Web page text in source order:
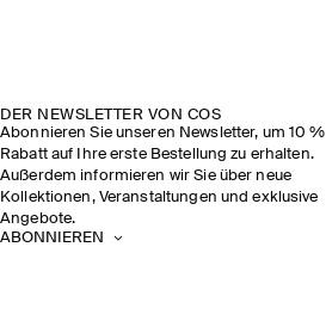
DER NEWSLETTER VON COS
Abonnieren Sie unseren Newsletter, um 10 %
Rabatt auf Ihre erste Bestellung zu erhalten.
Außerdem informieren wir Sie über neue
Kollektionen, Veranstaltungen und exklusive
Angebote.
ABONNIEREN